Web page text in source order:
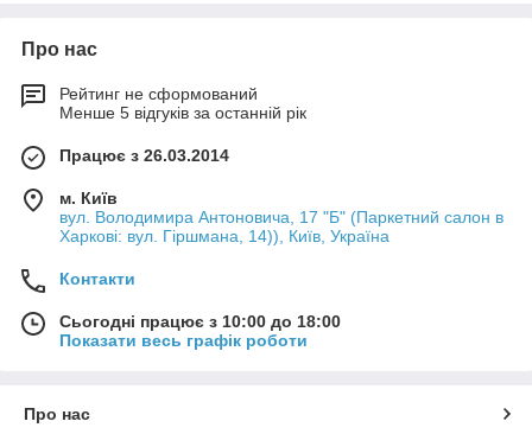
Про нас
Рейтинг не сформований
Менше 5 відгуків за останній рік
Працює з 26.03.2014
м. Київ
вул. Володимира Антоновича, 17 "Б" (Паркетний салон в
Харкові: вул. Гіршмана, 14)), Київ, Україна
Контакти
Сьогодні працює з 10:00 до 18:00
Показати весь графік роботи
Про нас